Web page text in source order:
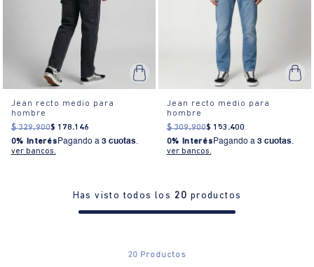
Jean recto medio para
hombre
$ 329.900$ 178.146
0% Interés Pagando a 3 cuotas.
ver bancos.
Jean recto medio para
hombre
$ 309.900$ 153 .400
0% Interés Pagando a 3 cuotas.
ver bancos.
Has visto todos los 20 productos
20 Productos